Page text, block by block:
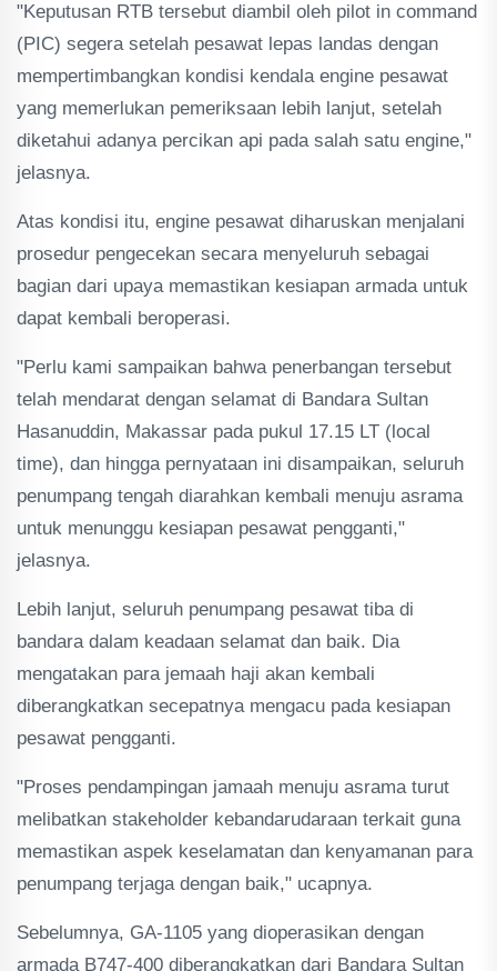
"Keputusan RTB tersebut diambil oleh pilot in command
(PIC) segera setelah pesawat lepas landas dengan
mempertimbangkan kondisi kendala engine pesawat
yang memerlukan pemeriksaan lebih lanjut, setelah
diketahui adanya percikan api pada salah satu engine,"
jelasnya.
Atas kondisi itu, engine pesawat diharuskan menjalani
prosedur pengecekan secara menyeluruh sebagai
bagian dari upaya memastikan kesiapan armada untuk
dapat kembali beroperasi.
"Perlu kami sampaikan bahwa penerbangan tersebut
telah mendarat dengan selamat di Bandara Sultan
Hasanuddin, Makassar pada pukul 17.15 LT (local
time), dan hingga pernyataan ini disampaikan, seluruh
penumpang tengah diarahkan kembali menuju asrama
untuk menunggu kesiapan pesawat pengganti,"
jelasnya.
Lebih lanjut, seluruh penumpang pesawat tiba di
bandara dalam keadaan selamat dan baik. Dia
mengatakan para jemaah haji akan kembali
diberangkatkan secepatnya mengacu pada kesiapan
pesawat pengganti.
"Proses pendampingan jamaah menuju asrama turut
melibatkan stakeholder kebandarudaraan terkait guna
memastikan aspek keselamatan dan kenyamanan para
penumpang terjaga dengan baik," ucapnya.
Sebelumnya, GA-1105 yang dioperasikan dengan
armada B747-400 diberangkatkan dari Bandara Sultan